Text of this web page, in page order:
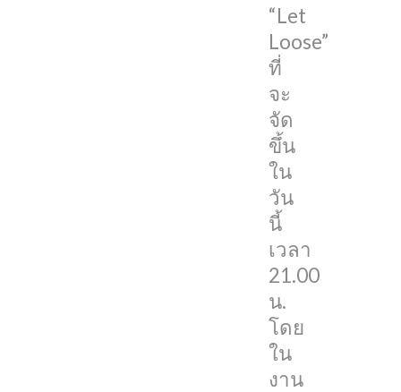
“Let
Loose”
ที่
จะ
จัด
ขึ้น
ใน
วัน
นี้
เวลา
21.00
น.
โดย
ใน
งาน
การ
เปิด
ตัว
iPad
Pro,
iPad
Air
และ
Apple
Pencil
รุ่น
ใหม่
สำหรับ